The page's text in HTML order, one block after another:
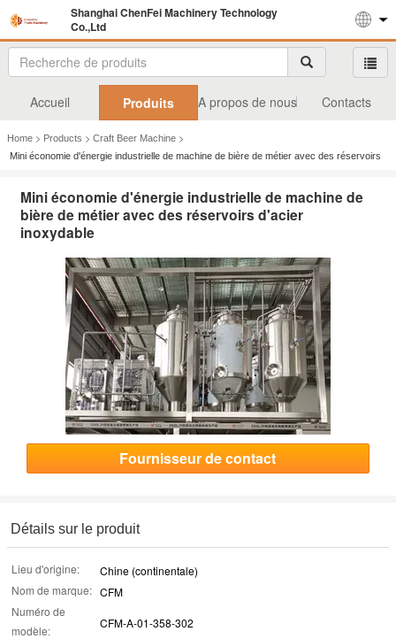
Shanghai ChenFei Machinery Technology
Co.,Ltd
Accueil Produits A propos de nous Contacts
Home > Products > Craft Beer Machine >
Mini économie d'énergie industrielle de machine de bière de métier avec des réservoirs
Mini économie d'énergie industrielle de machine de
bière de métier avec des réservoirs d'acier
inoxydable
Fournisseur de contact
Détails sur le produit
Lieu d'origine:
Chine (continentale)
Nom de marque: CFM
Numéro de
modèle:
CFM-A-01-358-302